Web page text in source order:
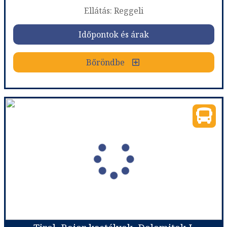
Időpontok és árak
Bőröndbe
Ellátás: Reggeli
Időpontok és árak
Bőröndbe
DUBROVNIK nyaralással Dél-Dalmáciában
Város:Dubrovnik
Utazás módja:Busszal
Ellátás: Reggeli
Szálláskategória:Hotel ****
2 ágyas (pótágyazható) Standard